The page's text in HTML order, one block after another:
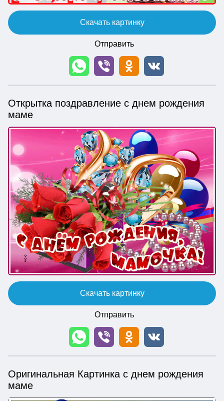
Скачать картинку
Отправить
Открытка поздравление с днем рождения
маме
Скачать картинку
Отправить
Оригинальная Картинка с днем рождения
маме